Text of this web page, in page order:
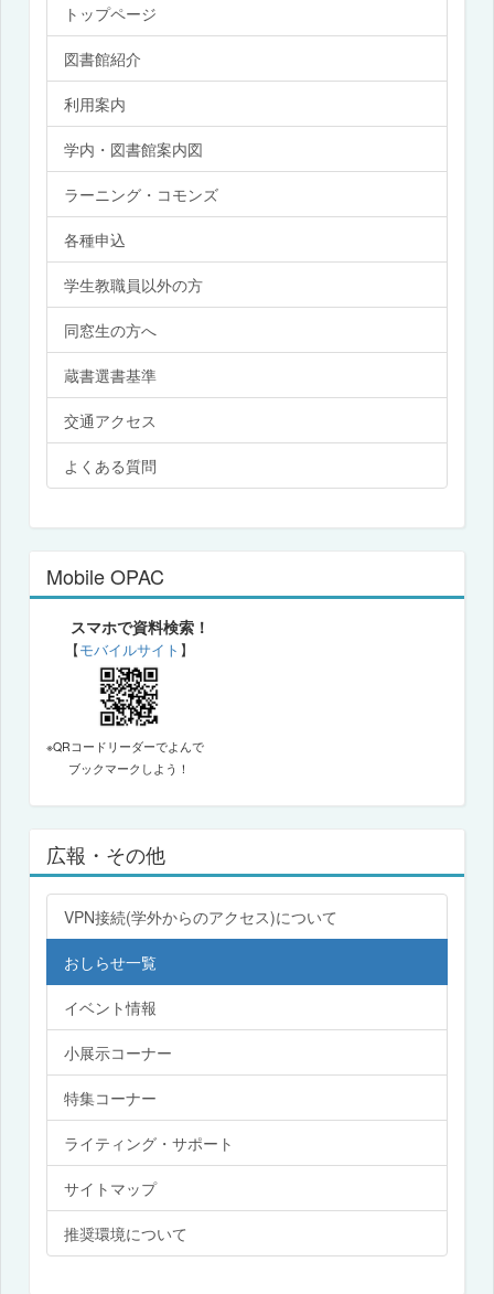
トップページ
図書館紹介
利用案内
学内・図書館案内図
ラーニング・コモンズ
各種申込
学生教職員以外の方
同窓生の方へ
蔵書選書基準
交通アクセス
よくある質問
Mobile OPAC
スマホで資料検索！
【モバイルサイト 】
※QRコードリーダーでよんで
ブックマークしよう！
広報・その他
VPN接続(学外からのアクセス)について
おしらせ一覧
イベント情報
小展示コーナー
特集コーナー
ライティング・サポート
サイトマップ
推奨環境について